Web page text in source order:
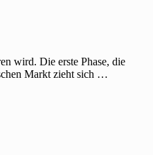
wird. Die erste Phase, die
Markt zieht sich …